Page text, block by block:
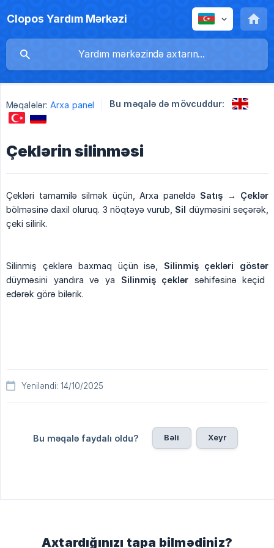
Clopos Yardım Mərkəzi
Məqalələr: Arxa panel Bu məqalə də mövcuddur:
Çeklərin silinməsi
Çekləri tamamilə silmək üçün, Arxa paneldə Satış → Çeklər
bölməsinə daxil oluruq. 3 nöqtəyə vurub, Sil düyməsini seçərək,
çeki silirik.
Silinmiş çeklərə baxmaq üçün isə, Silinmiş çekləri göstər
düyməsini yandıra və ya Silinmiş çeklər səhifəsinə keçid
edərək görə bilərik.
Yeniləndi: 14/10/2025
Bu məqalə faydalı oldu? Bəli Xeyr
Axtardığınızı tapa bilmədiniz?